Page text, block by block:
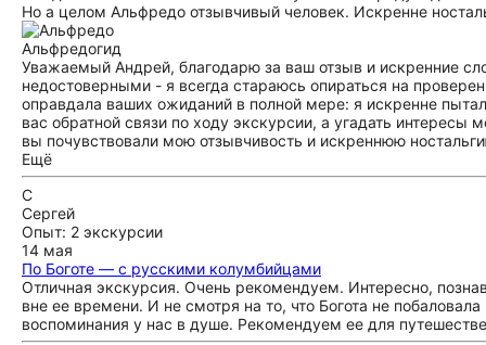
Но а целом Альфредо отзывчивый человек. Искренне
Альфредогид
Уважаемый Андрей, благодарю за ваш отзыв и искренние
недостоверными - я всегда стараюсь опираться на
оправдала ваших ожиданий в полной мере: я искренне
вас обратной связи по ходу экскурсии, а угадать
вы почувствовали мою отзывчивость и искреннюю
Ещё
С
Сергей
Опыт: 2 экскурсии
14 мая
По Боготе — с русскими колумбийцами
Отличная экскурсия. Очень рекомендуем. Интересно,
вне ее времени. И не смотря на то, что Богота не
воспоминания у нас в душе. Рекомендуем ее для